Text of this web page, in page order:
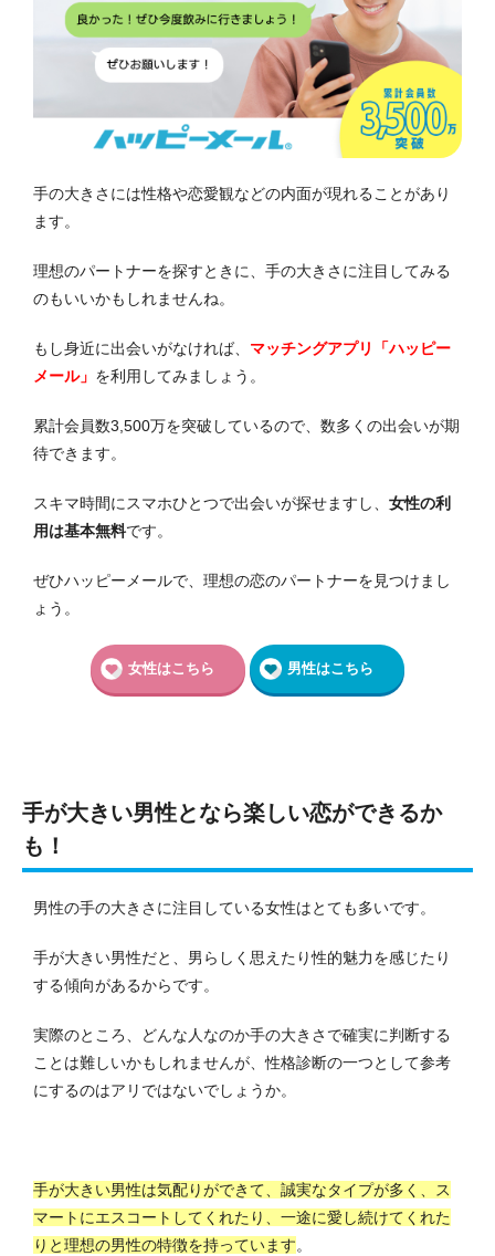
手の大きさには性格や恋愛観などの内面が現れることがあり
ます。
理想のパートナーを探すときに、手の大きさに注目してみる
のもいいかもしれませんね。
もし身近に出会いがなければ、 マッチングアプリ「ハッピー
メール」 を利用してみましょう。
累計会員数3,500万を突破しているので、数多くの出会いが期
待できます。
スキマ時間にスマホひとつで出会いが探せますし、 女性の利
用は基本無料です。
ぜひハッピーメールで、理想の恋のパートナーを見つけまし
ょう。
女性はこちら 男性はこちら
手が大きい男性となら楽しい恋ができるか
も！
男性の手の大きさに注目している女性はとても多いです。
手が大きい男性だと、男らしく思えたり性的魅力を感じたり
する傾向があるからです。
実際のところ、どんな人なのか手の大きさで確実に判断する
ことは難しいかもしれませんが、性格診断の一つとして参考
にするのはアリではないでしょうか。
手が大きい男性は気配りができて、誠実なタイプが多く、ス
マートにエスコートしてくれたり、一途に愛し続けてくれた
りと理想の男性の特徴を持っています。